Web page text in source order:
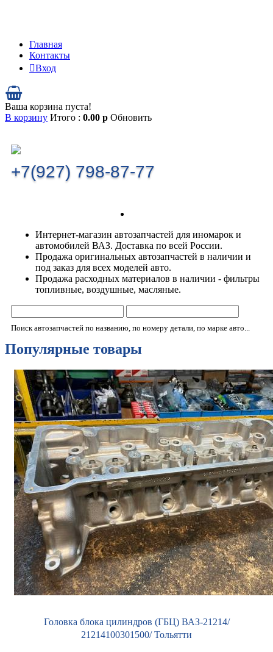
Главная
Контакты
Вход
Ваша корзина пуста!
В корзину Итого : 0.00 р Обновить
+7(927) 798-87-77
Интернет-магазин автозапчастей для иномарок и
автомобилей ВАЗ. Доставка по всей России.
Продажа оригинальных автозапчастей в наличии и
под заказ для всех моделей авто.
Продажа расходных материалов в наличии - фильтры
топливные, воздушные, масляные.
Поиск автозапчастей по названию, по номеру детали, по марке авто...
Популярные товары
Головка блока цилиндров (ГБЦ) ВАЗ-21214/
21214100301500/ Тольятти